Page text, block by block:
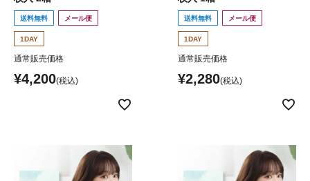
送料無料 メール便
1DAY
通常販売価格
¥4,200
送料無料 メール便
1DAY
通常販売価格
¥2,280